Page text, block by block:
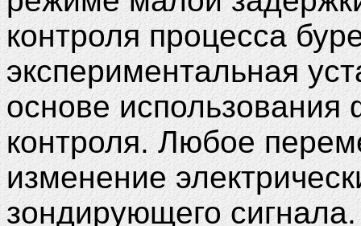
контроля процесса
экспериментальная
основе использования
контроля. Любое
изменение
зондирующего